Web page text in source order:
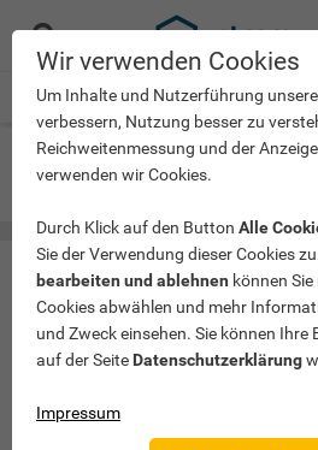
Suche
Startseite>Presse>Pressespiegel
Wir in den Medien
Wir verwenden Cookies
Um Inhalte und Nutzerführung
verbessern, Nutzung besser zu
Reichweitenmessung und der
verwenden wir Cookies.
Durch Klick auf den Button Alle
Sie der Verwendung dieser Cookies
bearbeiten und ablehnen können
Cookies abwählen und mehr
und Zweck einsehen. Sie können Ihre
auf der Seite Datenschutzerklärung
Impressum